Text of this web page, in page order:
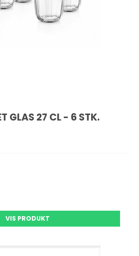
GLAS 27 CL - 6 STK.
VIS PRODUKT